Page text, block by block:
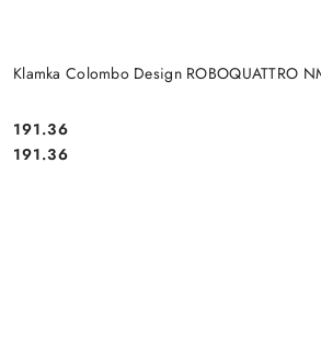
Klamka Colombo Design ROBOQUATTRO
Cena:
191.36
Cena:
191.36